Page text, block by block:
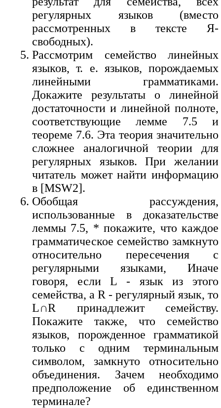
регулярных языков (вместо
рассмотренных в тексте Я-
свободных).
Рассмотрим семейство линейных
языков, т. е. языков, порождаемых
линейными грамматиками.
Докажите результаты о линейной
достаточности и линейной полноте,
соответствующие лемме 7.5 и
теореме 7.6. Эта теория значительно
сложнее аналогичной теории для
регулярных языков. При желании
читатель может найти информацию
в [MSW2].
Обобщая рассуждения,
использованные в доказательстве
леммы 7.5, * покажите, что каждое
грамматическое семейство замкнуто
относительно пересечения с
регулярными языками, Иначе
говоря, если L - язык из этого
семейства, a R - регулярный язык, то
L∩R принадлежит семейству.
Покажите также, что семейство
языков, порожденное грамматикой
только с одним терминальным
символом, замкнуто относительно
объединения. Зачем необходимо
предположение об единственном
терминале?